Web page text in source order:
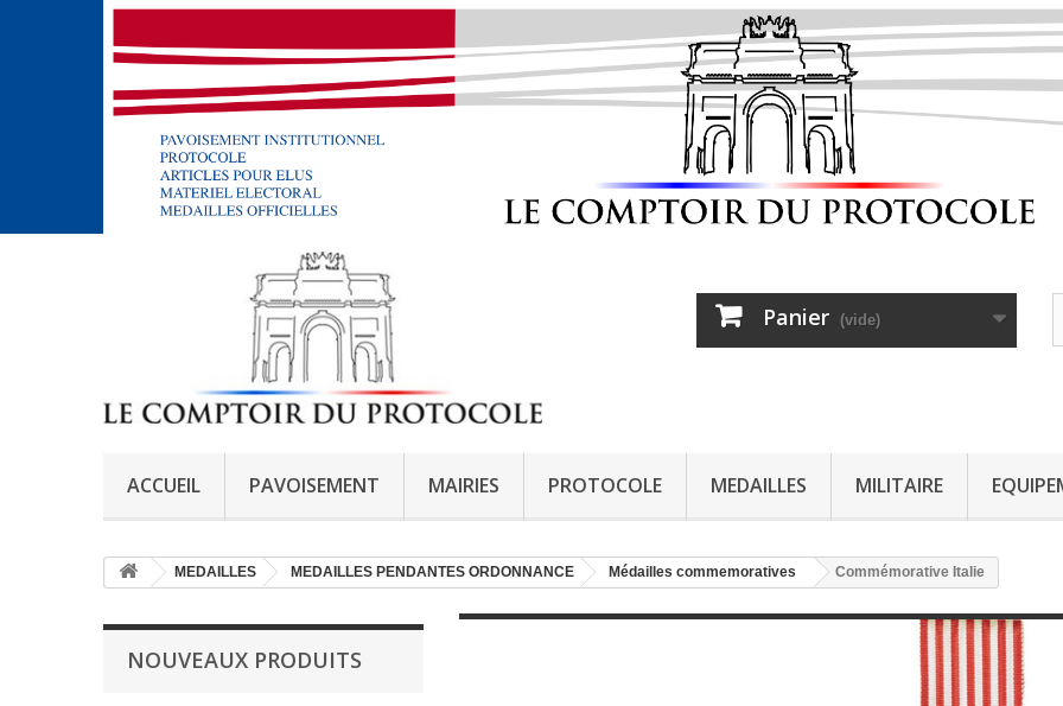
Panier (vide)
ACCUEIL PAVOISEMENT MAIRIES PROTOCOLE MEDAILLES MILITAIRE
MEDAILLES MEDAILLES PENDANTES ORDONNANCE Médailles commemoratives Commémorative Italie
NOUVEAUX PRODUITS